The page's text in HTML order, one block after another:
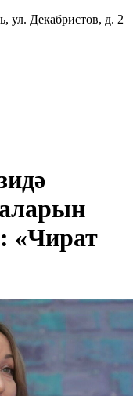
ул. Декабристов, д. 2
«Чират